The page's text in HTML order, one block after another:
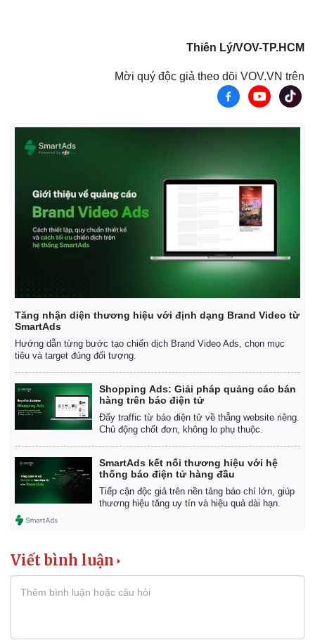
Thể thao
Bóng đá
Thế giới thể thao
eSports
Ô tô - Xe máy
Thiên Lý/VOV-TP.HCM
Mời quý độc giả theo dõi VOV.VN trên
Tăng nhận diện thương hiệu với định dạng Brand Video từ
SmartAds
Hướng dẫn từng bước tạo chiến dịch Brand Video Ads, chọn mục
tiêu và target đúng đối tượng.
Shopping Ads: Giải pháp quảng cáo bán
hàng trên báo điện tử
Đẩy traffic từ báo điện tử về thẳng website riêng.
Chủ động chốt đơn, không lo phụ thuộc.
SmartAds kết nối thương hiệu với hệ
thống báo điện tử hàng đầu
Tiếp cận độc giả trên nền tảng báo chí lớn, giúp
thương hiệu tăng uy tín và hiệu quả dài hạn.
Viết bình luận